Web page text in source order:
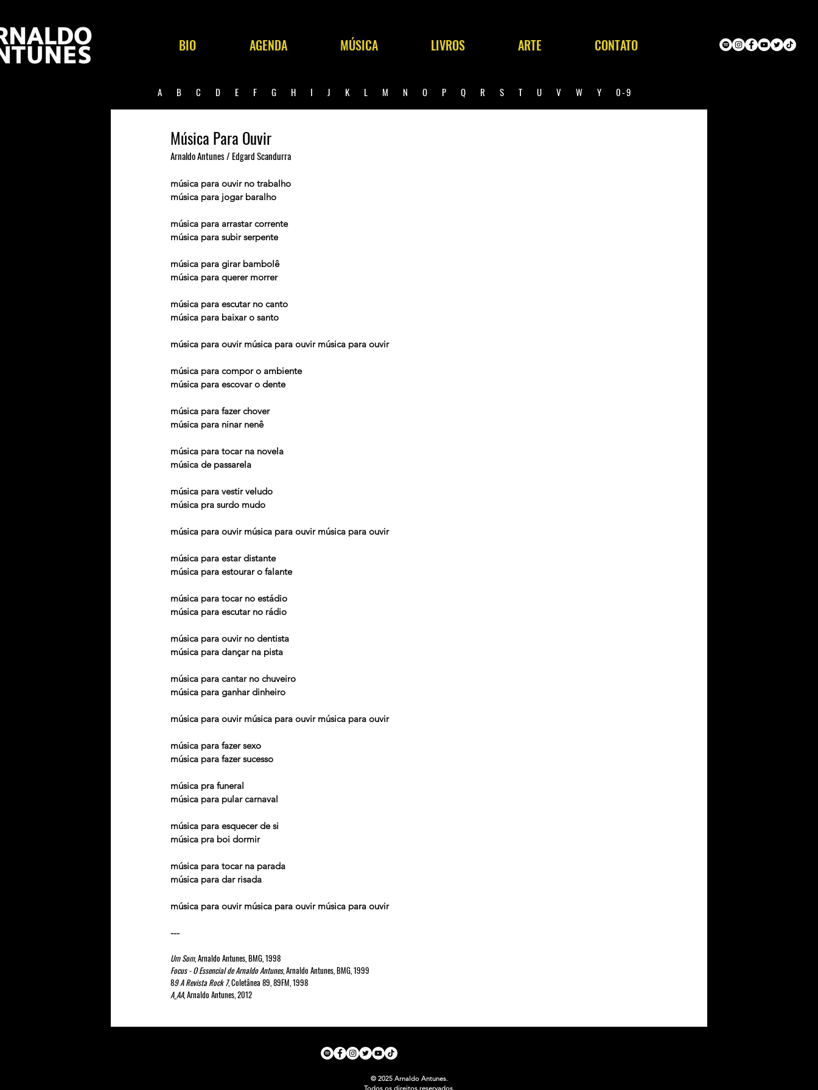
BIO AGENDA MÚSICA LIVROS ARTE CONTATO
A B C D E F G H I J K L M N O P Q R S T U V W Y 0-9
Música Para Ouvir
Arnaldo Antunes / Edgard Scandurra
música para ouvir no trabalho
música para jogar baralho
música para arrastar corrente
música para subir serpente
música para girar bambolê
música para querer morrer
música para escutar no canto
música para baixar o santo
música para ouvir música para ouvir música para ouvir
música para compor o ambiente
música para escovar o dente
música para fazer chover
música para ninar nenê
música para tocar na novela
música de passarela
música para vestir veludo
música pra surdo mudo
música para ouvir música para ouvir música para ouvir
música para estar distante
música para estourar o falante
música para tocar no estádio
música para escutar no rádio
música para ouvir no dentista
música para dançar na pista
música para cantar no chuveiro
música para ganhar dinheiro
música para ouvir música para ouvir música para ouvir
música para fazer sexo
música para fazer sucesso
música pra funeral
música para pular carnaval
música para esquecer de si
música pra boi dormir
música para tocar na parada
música para dar risada
música para ouvir música para ouvir música para ouvir
---
Um Som, Arnaldo Antunes, BMG, 1998
Focus - O Essencial de Arnaldo Antunes, Arnaldo Antunes, BMG, 1999
89 A Revista Rock 7, Coletânea 89, 89FM, 1998
A_AA, Arnaldo Antunes, 2012
© 2025 Arnaldo Antunes.
Todos os direitos reservados.